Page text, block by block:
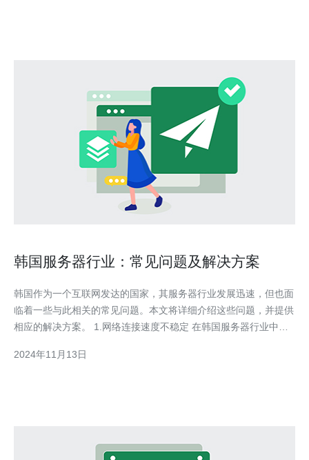
韩国服务器行业：常见问题及解决方案
韩国作为一个互联网发达的国家，其服务器行业发展迅速，但也面
临着一些与此相关的常见问题。本文将详细介绍这些问题，并提供
相应的解决方案。 1.网络连接速度不稳定 在韩国服务器行业中，
信号干扰等原因，服务器的网络连接速度可能出现波动。 解决方
2024年11月13日